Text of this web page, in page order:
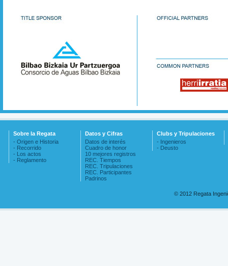
Sobre la Regata
- Origen e Historia
- Recorrido
- Los actos
- Reglamento
Datos y Cifras
Datos de interés
Cuadro de honor
10 mejores registros
REC. Tiempos
REC. Tripulaciones
REC. Participantes
Padrinos
Clubs y Tripulaciones
- Ingenieros
- Deusto
© 2012 Regata